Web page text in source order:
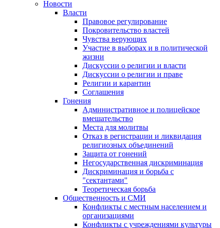
Новости
Власти
Правовое регулирование
Покровительство властей
Чувства верующих
Участие в выборах и в политической
жизни
Дискуссии о религии и власти
Дискуссии о религии и праве
Религии и карантин
Соглашения
Гонения
Административное и полицейское
вмешательство
Места для молитвы
Отказ в регистрации и ликвидация
религиозных объединений
Защита от гонений
Негосударственная дискриминация
Дискриминация и борьба с
"сектантами"
Теоретическая борьба
Общественность и СМИ
Конфликты с местным населением и
организациями
Конфликты с учреждениями культуры